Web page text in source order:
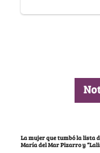
La mujer que tumbó la lista
María del Mar Pizarro y